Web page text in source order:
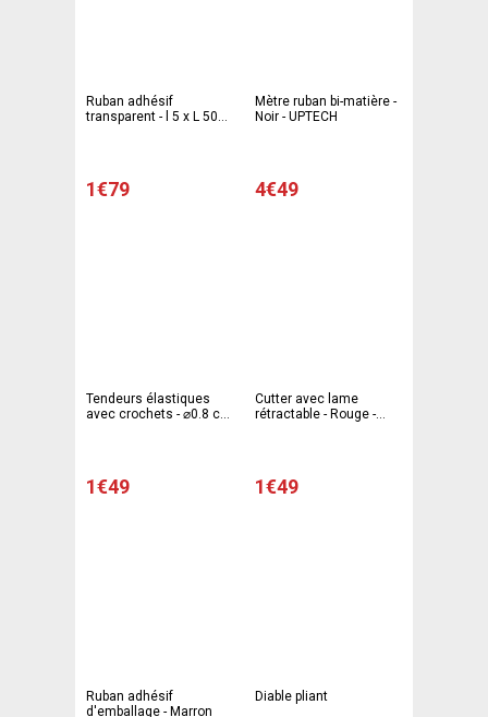
Ruban adhésif
transparent - l 5 x L 5000
1€79
Mètre ruban bi-matière -
Noir - UPTECH
4€49
Tendeurs élastiques
avec crochets - ⌀0.8 cm
1€49
Cutter avec lame
rétractable - Rouge -
1€49
Ruban adhésif
d'emballage - Marron
Diable pliant